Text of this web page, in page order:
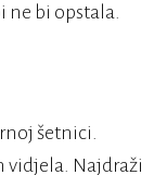
ne bi opstala.
šetnici.
vidjela. Najdraži